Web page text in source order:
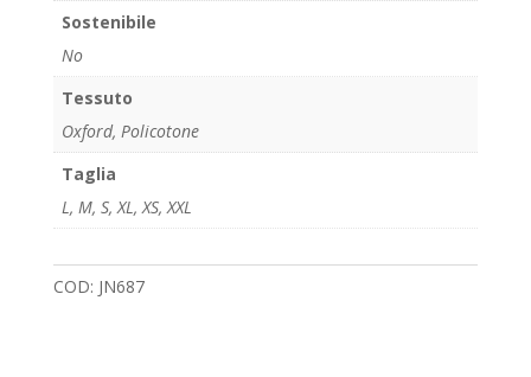
Sostenibile
No
Tessuto
Oxford, Policotone
Taglia
L , M, S, XL , XS, XXL
COD: JN687